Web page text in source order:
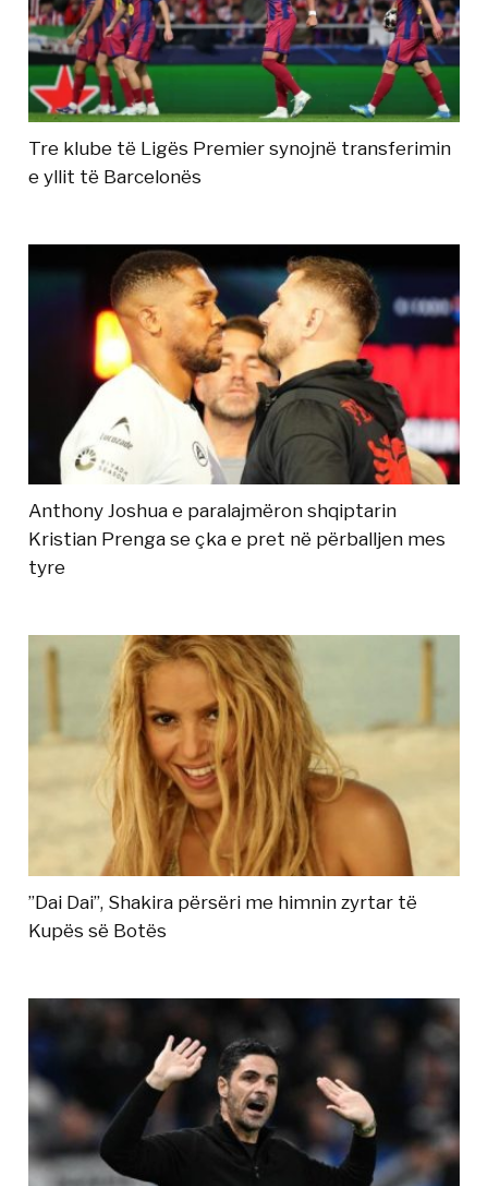
Tre klube të Ligës Premier synojnë transferimin
e yllit të Barcelonës
Anthony Joshua e paralajmëron shqiptarin
Kristian Prenga se çka e pret në përballjen mes
tyre
”Dai Dai”, Shakira përsëri me himnin zyrtar të
Kupës së Botës